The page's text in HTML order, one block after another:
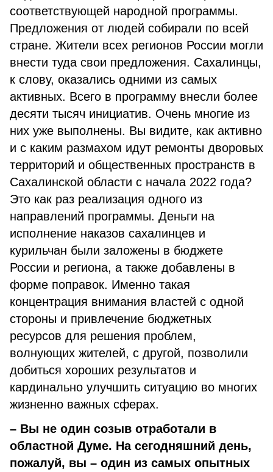
соответствующей народной программы.
Предложения от людей собирали по всей
стране. Жители всех регионов России могли
внести туда свои предложения. Сахалинцы,
к слову, оказались одними из самых
активных. Всего в программу внесли более
десяти тысяч инициатив. Очень многие из
них уже выполнены. Вы видите, как активно
и с каким размахом идут ремонты дворовых
территорий и общественных пространств в
Сахалинской области с начала 2022 года?
Это как раз реализация одного из
направлений программы. Деньги на
исполнение наказов сахалинцев и
курильчан были заложены в бюджете
России и региона, а также добавлены в
форме поправок. Именно такая
концентрация внимания властей с одной
стороны и привлечение бюджетных
ресурсов для решения проблем,
волнующих жителей, с другой, позволили
добиться хороших результатов и
кардинально улучшить ситуацию во многих
жизненно важных сферах.
– Вы не один созыв отработали в
областной Думе. На сегодняшний день,
пожалуй, вы – один из самых опытных